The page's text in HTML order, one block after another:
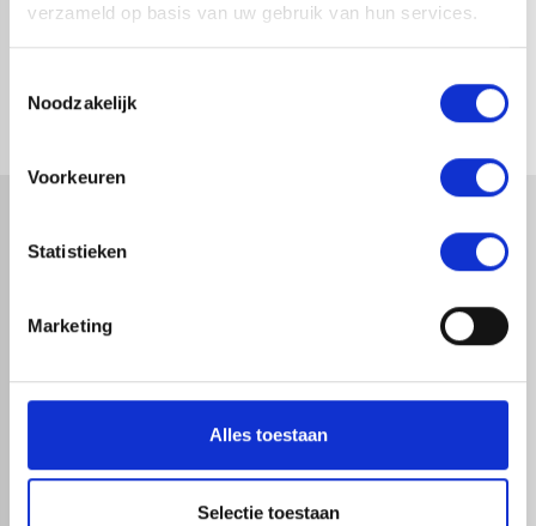
verzameld op basis van uw gebruik van hun services.
Noodzakelijk
Voorkeuren
Statistieken
Marketing
Alles toestaan
Selectie toestaan
phone_enabled +31 416 75 02 55
mail